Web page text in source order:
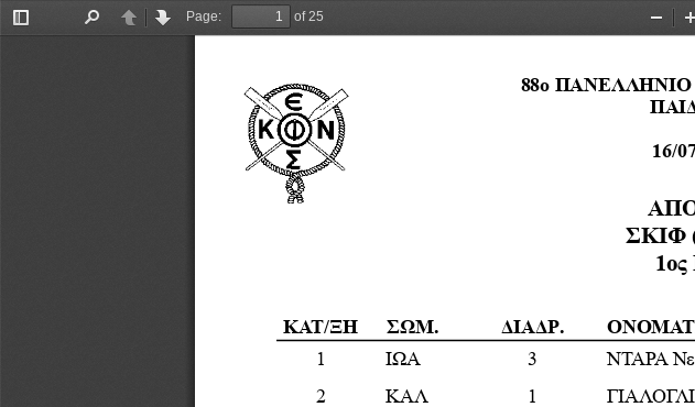
Toggle
PreviousNext
Page:
of 25
Zoom
88ο ΠΑΝΕΛΛΗΝΙΟ
16/
ΚΑΤ/ΞΗ ΣΩΜ. ΔΙΑΔΡ.
1
ΣΚΙΦ
ΝΤΑΡΑ
ΙΩΑ 3
1
ΚΑΛ 1
2